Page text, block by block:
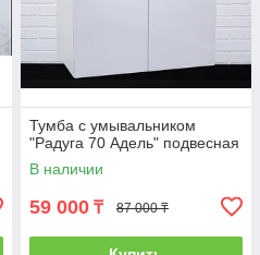
Тумба с умывальником
"Радуга 70 Адель" подвесная
В наличии
59 000 ₸ 87 000 ₸